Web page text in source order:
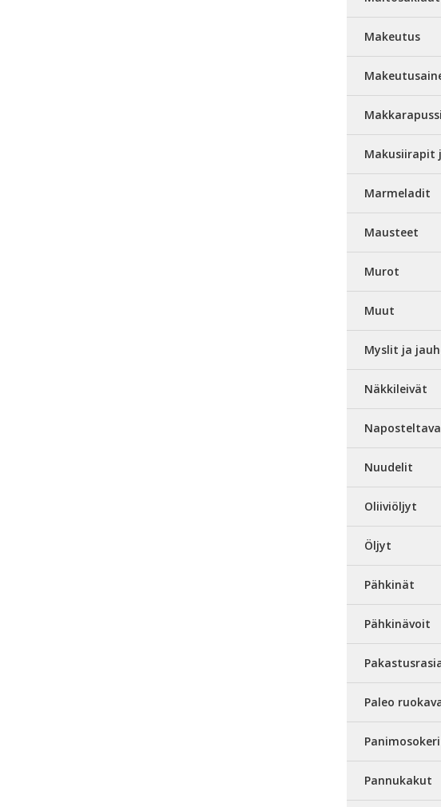
Makeutus
Makusiirapit
Marmeladit
Mausteet
Murot
Muut
Myslit ja
Näkkileivät
Nuudelit
Oliiviöljyt
Öljyt
Pähkinät
Pähkinävoit
Paleo
Pannukakut